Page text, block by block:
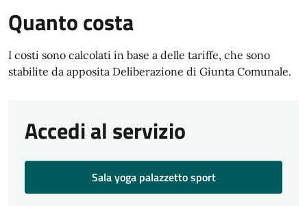
Quanto costa
I costi sono calcolati in base a delle tariffe, che sono
stabilite da apposita Deliberazione di Giunta Comunale.
Accedi al servizio
Sala yoga palazzetto sport